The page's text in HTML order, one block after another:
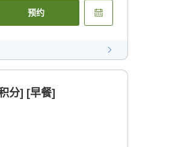
预约
分] [早餐]